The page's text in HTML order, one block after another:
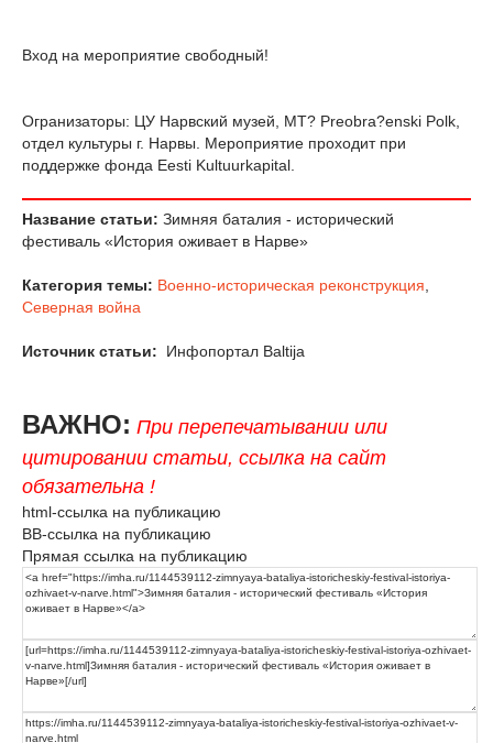
Вход на мероприятие свободный!
Огранизаторы: ЦУ Нарвский музей, MT? Preobra?enski Polk,
отдел культуры г. Нарвы. Мероприятие проходит при
поддержке фонда Eesti Kultuurkapital.
Название статьи: Зимняя баталия - исторический
фестиваль «История оживает в Нарве»
Категория темы: Военно-историческая реконструкция
Северная война
Источник статьи: Инфопортал Baltija
ВАЖНО: При перепечатывании или
цитировании статьи, ссылка на сайт
обязательна !
html-ссылка на публикацию
BB-ссылка на публикацию
Прямая ссылка на публикацию